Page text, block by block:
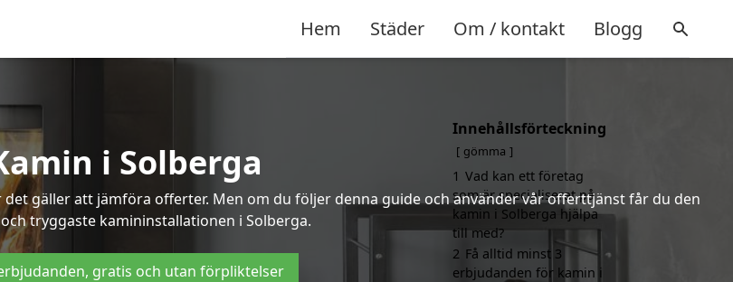
Hem Städer Om / kontakt Blogg
i Solberga
gäller att jämföra offerter. Men om du följer denna guide och använder vår offerttjänst får du den
tryggaste kamininstallationen i Solberga.
gratis och utan förpliktelser
Innehållsförteckning
gömma
1 Vad kan ett företag
som är specialiserat på
kamin i Solberga hjälpa
till med?
2 Få alltid minst 3
erbjudanden för kamin i